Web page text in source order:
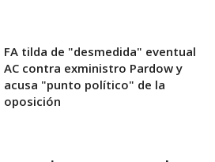
FA tilda de "desmedida" eventual
AC contra exministro Pardow y
acusa "punto político" de la
oposición